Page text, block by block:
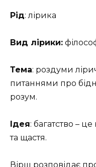
Рід: лірика
Вид лірики:
Тема: роздуми
питаннями про
розум.
Ідея: багатство –
та щастя.
Вірш розповідає